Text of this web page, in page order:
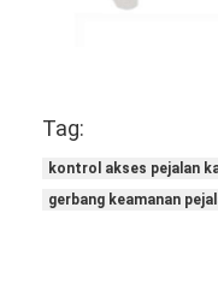
bicara sekarang
Tag:
kontrol akses pejalan
gerbang keamanan